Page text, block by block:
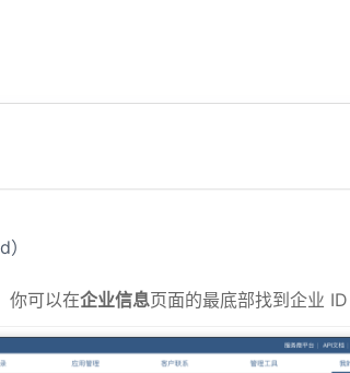
你可以在企业信息页面的最底部找到企业